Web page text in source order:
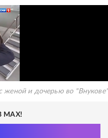
женой и дочерью во "Внукове"
MAX!